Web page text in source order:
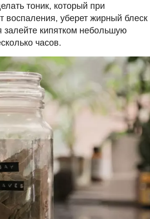
тоник, который при
воспаления, уберет жирный блеск
залейте кипятком небольшую
часов.